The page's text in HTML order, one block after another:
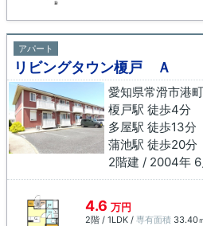
アパート
リビングタウン榎戸 Ａ
愛知県常滑市港
榎戸駅 徒歩4分
多屋駅 徒歩13分
蒲池駅 徒歩20分
2階建 / 2004年
4.6 万円
2階 / 1LDK / 専有面積 33.40